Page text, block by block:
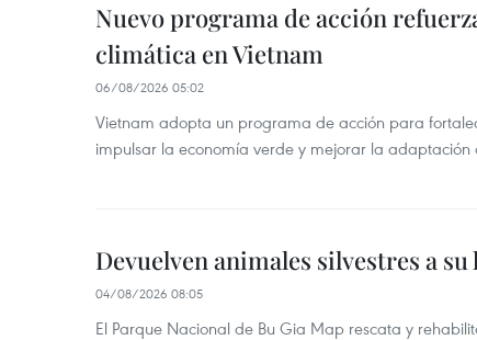
Nuevo programa de acción
climática en Vietnam
06/08/2026 05:02
Vietnam adopta un programa de acción para
impulsar la economía verde y mejorar la adaptación
Devuelven animales silvestres a
04/08/2026 08:05
El Parque Nacional de Bu Gia Map rescata y